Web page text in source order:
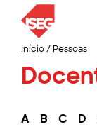
Início/ Pessoas
A B C D